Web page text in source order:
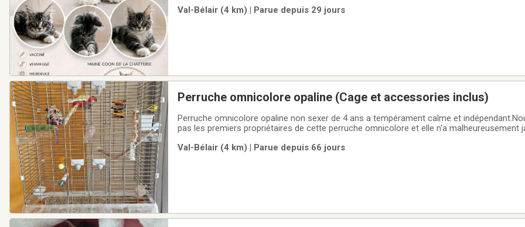
Val-Bélair (4 km) | Parue depuis 29 jours
Perruche omnicolore opaline (Cage et accessories inclus)
Perruche omnicolore opaline non sexer de 4 ans a tempérament calme et
pas les premiers propriétaires de cette perruche omnicolore et elle n'a malheureusement
stress du a son manque de socialisation.
Val-Bélair (4 km) | Parue depuis 66 jours